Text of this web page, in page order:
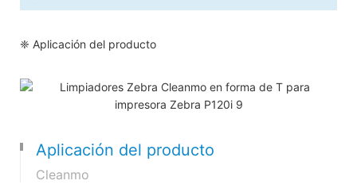
❈ Aplicación del producto
Aplicación del producto
Cleanmo